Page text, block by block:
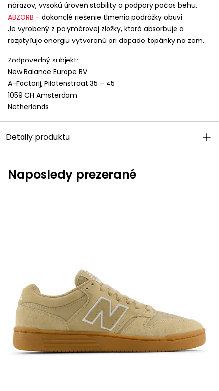
nárazov, vysokú úroveň stability a podpory počas behu.
ABZORB - dokonalé riešenie tlmenia podrážky obuvi.
Je vyrobený z polymérovej zložky, ktorá absorbuje a
rozptyľuje energiu vytvorenú pri dopade topánky na zem.
Zodpovedný subjekt:
New Balance Europe BV
A-Factorij, Pilotenstraat 35 – 45
1059 CH Amsterdam
Netherlands
Detaily produktu
Naposledy prezerané